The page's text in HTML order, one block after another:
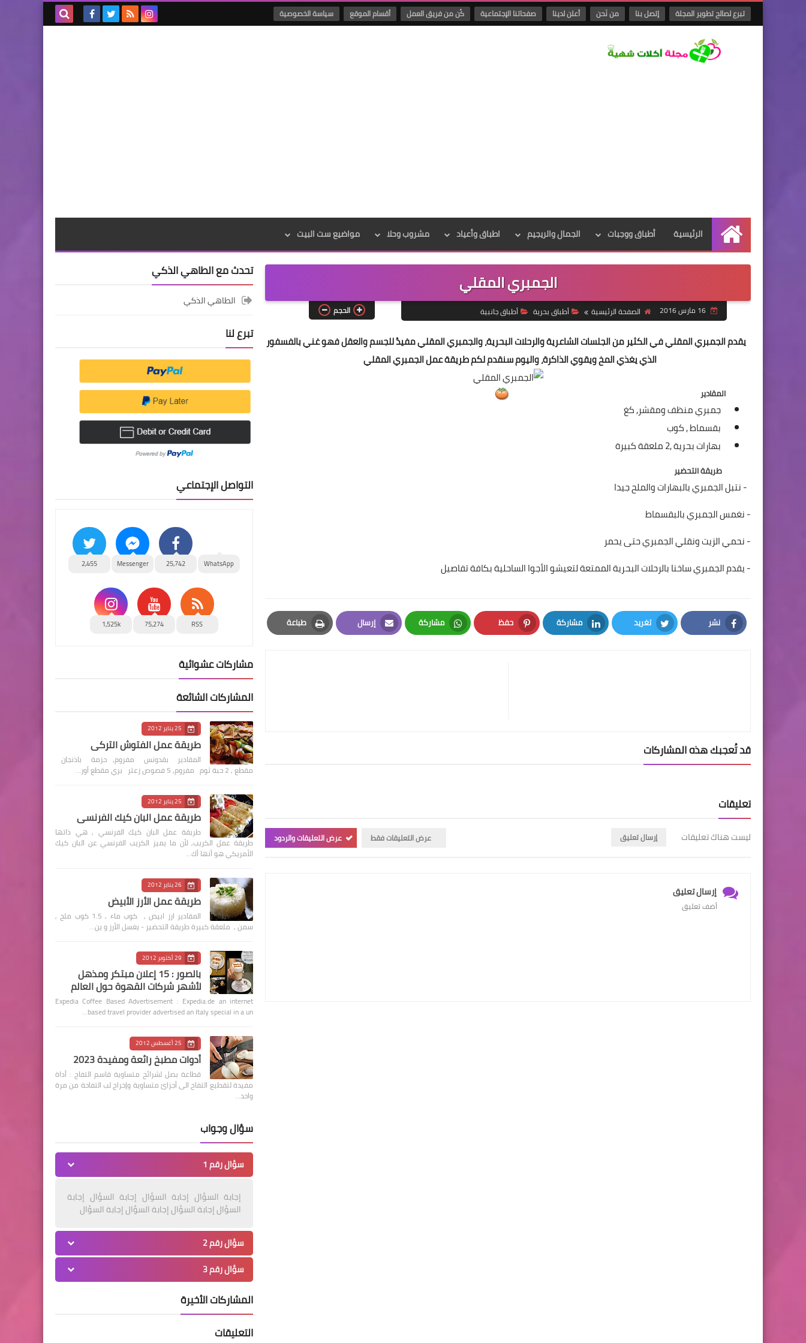
تبرع لصالح تطوير المجلة إتصل بنا من نَحن أعلن لدينا صفحاتنا الإجتماعية كُن من فريق العمل أقسام الموقع سياسة الخصوصية
الرئيسية
الرئيسية أطباق ووجبات الجمال والريجيم اطباق وأعياد مشروب وحلا مواضيع ست البيت
الجمبري المقلي
16 مارس 2016 الصفحة الرئيسية أطباق بحرية أطباق جانبية الحجم
يقدم الجمبري المقلي في الكثير من الجلسات الشاعرية والرحلات البحرية، والجمبري المقلي مفيدُ للجسم والعقل فهو غني بالفسفور
الذي يغذي المخ ويقوي الذاكرة، واليوم سنقدم لكم طريقة عمل الجمبري المقلي
المقادير
جمبري منظف ومقشر,كغ
بقسماط ,كوب
بهارات بحرية ,2 ملعقة كبيرة
طريقة التحضير
- نتبل الجمبري بالبهارات والملح جيدا
- نغمس الجمبري بالبقسماط
- نحمي الزيت ونقلي الجمبري حتى يحمر
- يقدم الجمبري ساخنا بالرحلات البحرية الممتعة لتعيشو الأجوا الساحلية بكافة تفاصيل
نشر
Facebook
تغريد
Twitter
مشاركة
LinkedIn
حفظ
Pinterest
مشاركة
Whatsapp
إرسال
Email
طباعة
Print
قد تُعجبك هذه المشاركات
تعليقات
ليست هناك تعليقات إرسال تعليق عرض التعليقات فقط عرض التعليقات والردود
إرسال تعليق
أضف تعليق
تحدث مع الطاهي الذكي
الطاهي الذكي
تبرع لنا
التواصل الإجتماعي
WhatsApp
25,742
Messenger
2,455
RSS
75,274
1,525k
مشاركات عشوائية
المشاركات الشائعة
25 يناير 2012
طريقة عمل الفتوش التركي
المقادير بقدونس مفروم, حزمة باذنجان
مقطع , 2 حبة ثوم مفروم, 5 فصوص زعتر بري مقطع أور…
25 يناير 2012
طريقة عمل البان كيك الفرنسي
طريقة عمل البان كيك الفرنسي , هي ذاتها
طريقة عمل الكريب, لأن ما يميز الكريب الفرنسي عن البان كيك
الأمريكي هو أنها أك…
26 يناير 2012
طريقة عمل الأرز الأبيض
المقادير ارز ابيض , كوب ماء , 1.5 كوب ملح ,
سمن , ملعقة كبيرة طريقة التحضير - يغسل الأرز و ين…
29 أكتوبر 2012
بالصور : 15 إعلان مبتكر ومذهل
لأشهر شركات القهوة حول العالم
Expedia Coffee Based Advertisement : Expedia.de an internet
based travel provider advertised an Italy special in a un…
25 أغسطس 2012
أدوات مطبخ رائعة ومفيدة 2023
قطاعة بصل لشرائح متساوية قاسم التفاح : أداة
مفيدة لتقطيع التفاح الى أجزائ متساوية وإخراج لب التفاحة من مرة
واحد…
سؤال وجواب
سؤال رقم 1
إجابة السؤال إجابة السؤال إجابة السؤال إجابة
السؤال إجابة السؤال إجابة السؤال إجابة السؤال
سؤال رقم 2
سؤال رقم 3
المشاركات الأخيرة
التعليقات